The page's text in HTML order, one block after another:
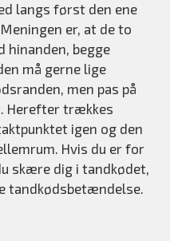
langs først den ene
er, at de to
hinanden, begge
må gerne lige
men pas på
Herefter trækkes
igen og den
Hvis du er for
skære dig i tandkødet,
tandkødsbetændelse.